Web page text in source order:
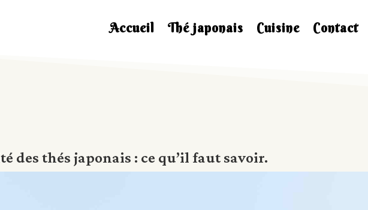
Accueil Thé japonais Cuisine Contact
des thés japonais : ce qu’il faut savoir.